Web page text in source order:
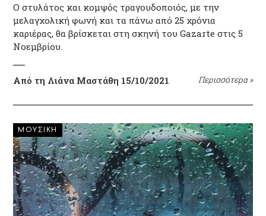
O στυλάτος και κομψός τραγουδοποιός, με την
μελαγχολική φωνή και τα πάνω από 25 χρόνια
καριέρας, θα βρίσκεται στη σκηνή του Gazarte στις 5
Νοεμβρίου.
Από τη Λιάνα Μαστάθη 15/10/2021 Περισσότερα »
ΜΟΥΣΙΚΗ